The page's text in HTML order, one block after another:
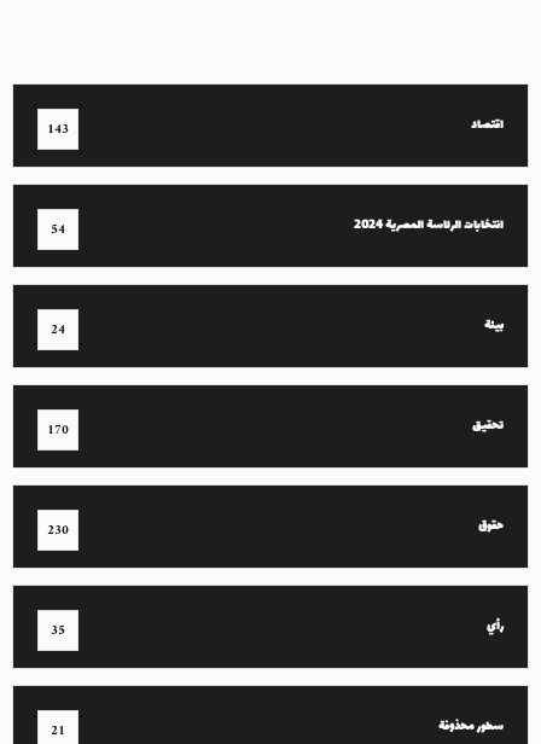
اقتصاد 143
انتخابات الرئاسة المصرية 2024 54
بيئة 24
تحقيق 170
حقوق 230
رأي 35
سطور محذوفة 21